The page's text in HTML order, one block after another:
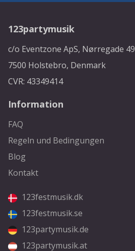
123partymusik
c/o Eventzone ApS, Nørregade 49
7500 Holstebro, Denmark
CVR: 43349414
Information
FAQ
Regeln und Bedingungen
Blog
Kontakt
123festmusik.dk
123festmusik.se
123partymusik.de
123partymusik.at